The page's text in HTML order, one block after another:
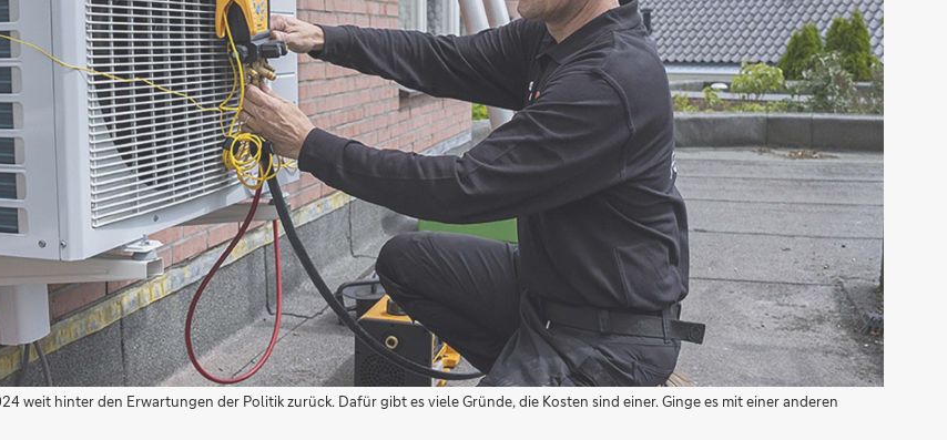
weit hinter den Erwartungen der Politik zurück. Dafür gibt es viele Gründe, die Kosten sind einer. Ginge es mit einer anderen